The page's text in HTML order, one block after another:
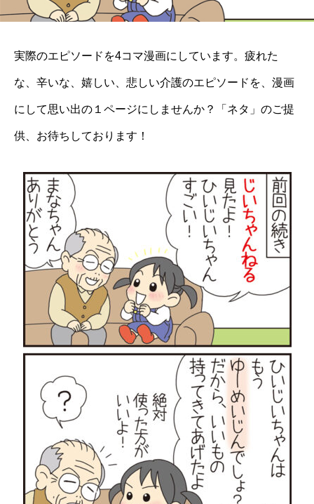
実際のエピソードを4コマ漫画にしています。疲れた
な、辛いな、嬉しい、悲しい介護のエピソードを、漫画
にして思い出の１ページにしませんか？「ネタ」のご提
供、お待ちしております！